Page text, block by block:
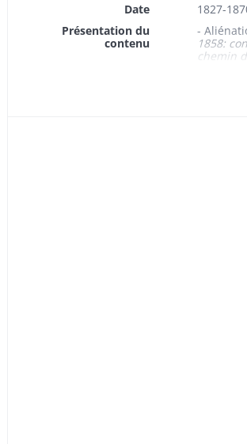
Date
1827-
Présentation du
contenu
-
1858:
chemin
1827: